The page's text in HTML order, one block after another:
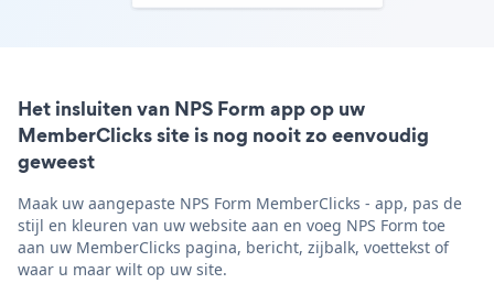
Het insluiten van NPS Form app op uw
MemberClicks site is nog nooit zo eenvoudig
geweest
Maak uw aangepaste NPS Form MemberClicks - app, pas de
stijl en kleuren van uw website aan en voeg NPS Form toe
aan uw MemberClicks pagina, bericht, zijbalk, voettekst of
waar u maar wilt op uw site.